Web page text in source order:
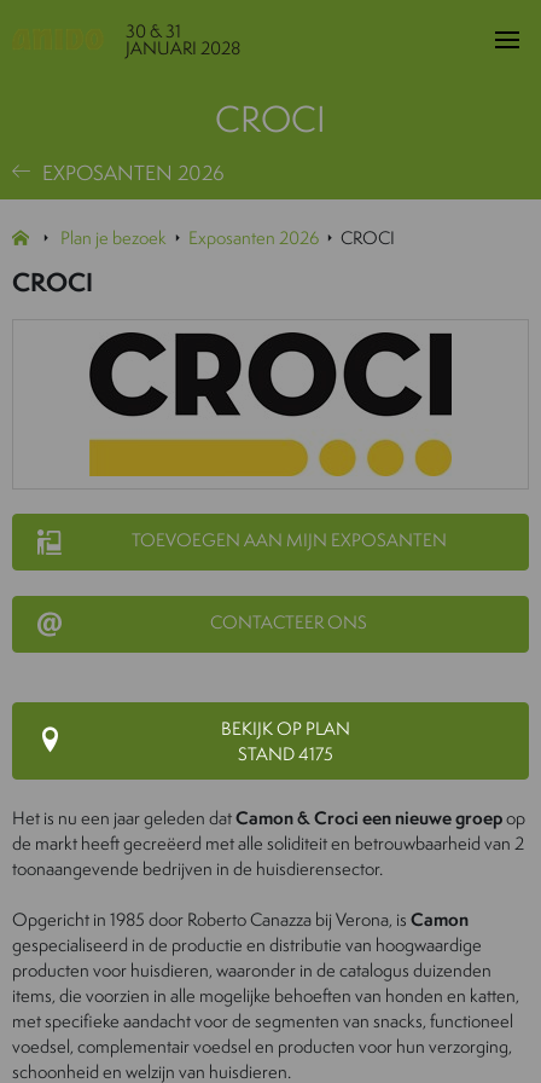
30 & 31
JANUARI 2028
CROCI
EXPOSANTEN 2026
Plan je bezoek Exposanten 2026 CROCI
CROCI
TOEVOEGEN AAN MIJN EXPOSANTEN
CONTACTEER ONS
BEKIJK OP PLAN
STAND 4175
Het is nu een jaar geleden datCamon & Croci een nieuwe groepop
de markt heeft gecreëerd met alle soliditeit en betrouwbaarheid van 2
toonaangevende bedrijven in de huisdierensector.
Opgericht in 1985 door Roberto Canazza bij Verona, isCamon
gespecialiseerd in de productie en distributie van hoogwaardige
producten voor huisdieren, waaronder in de catalogus duizenden
items, die voorzien in alle mogelijke behoeften van honden en katten,
met specifieke aandacht voor de segmenten van snacks, functioneel
voedsel, complementair voedsel en producten voor hun verzorging,
schoonheid en welzijn van huisdieren.